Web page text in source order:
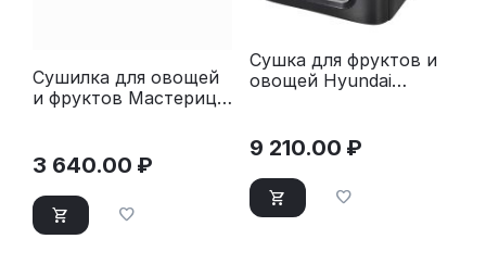
Сушилка для овощей
и фруктов Мастерица
поддонами
3 640.00 ₽
Сушка для фруктов и
овощей Hyundai
9 210.00 ₽